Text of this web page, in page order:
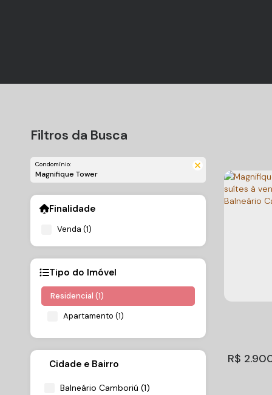
Filtros da Busca
Condomínio:
Magnifique Tower
Finalidade
Venda (1)
Tipo do Imóvel
Residencial (1)
Apartamento (1)
Cidade e Bairro
Balneário Camboriú (1)
R$